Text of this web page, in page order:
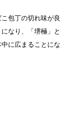
包丁の切れ味が良
なり、「堺極」と
に広まることにな